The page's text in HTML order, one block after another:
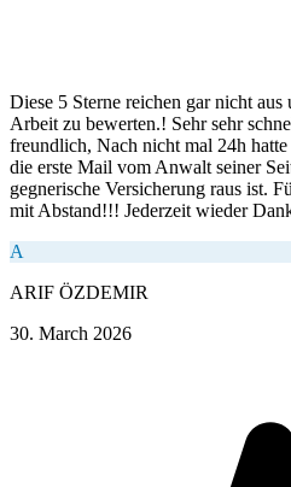
Diese 5 Sterne reichen gar nicht
Arbeit zu bewerten.! Sehr sehr
freundlich, Nach nicht mal 24h
die erste Mail vom Anwalt seiner
gegnerische Versicherung raus ist.
mit Abstand!!! Jederzeit wieder
A
ARIF ÖZDEMIR
30. March 2026